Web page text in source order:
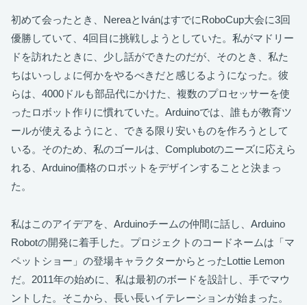
初めて会ったとき、NereaとIvánはすでにRoboCup大会に3回
優勝していて、4回目に挑戦しようとしていた。私がマドリー
ドを訪れたときに、少し話ができたのだが、そのとき、私た
ちはいっしょに何かをやるべきだと感じるようになった。彼
らは、4000ドルも部品代にかけた、複数のプロセッサーを使
ったロボット作りに慣れていた。Arduinoでは、誰もが教育ツ
ールが使えるようにと、できる限り安いものを作ろうとして
いる。そのため、私のゴールは、Complubotのニーズに応えら
れる、Arduino価格のロボットをデザインすることと決まっ
た。
私はこのアイデアを、Arduinoチームの仲間に話し、Arduino
Robotの開発に着手した。プロジェクトのコードネームは「マ
ペットショー」の登場キャラクターからとったLottie Lemon
だ。2011年の始めに、私は最初のボードを設計し、手でマウ
ントした。そこから、長い長いイテレーションが始まった。